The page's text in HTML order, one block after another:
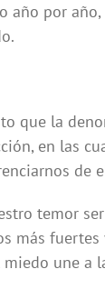
año por
que la
en las
de
temor
más
une a